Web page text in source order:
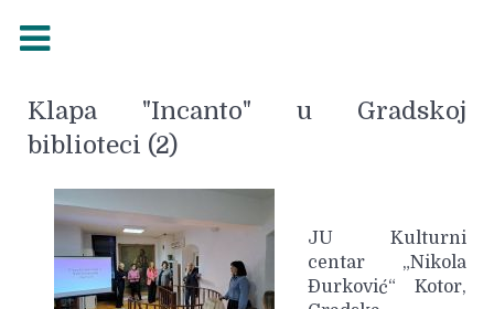
Klapa "Incanto" u Gradskoj
biblioteci (2)
JU Kulturni
centar „Nikola
Đurković“ Kotor,